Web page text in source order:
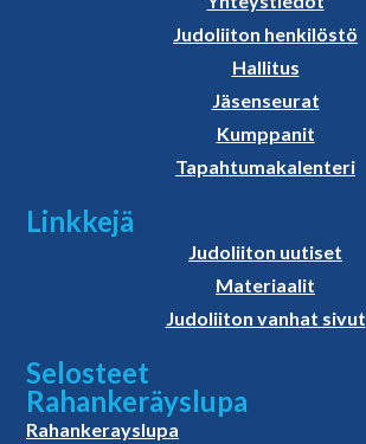
Judoliiton henkilöstö
Hallitus
Jäsenseurat
Kumppanit
Tapahtumakalenteri
Linkkejä
Judoliiton uutiset
Materiaalit
Judoliiton vanhat sivut
Selosteet
Rahankeräyslupa
Rahankerayslupa